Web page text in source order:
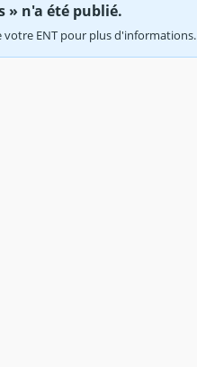
» n'a été publié.
ENT pour plus d'informations.